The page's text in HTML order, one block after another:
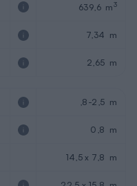
639,6 m3
7,34 m
2,65 m
,8-2,5 m
0,8 m
14,5 x 7,8 m